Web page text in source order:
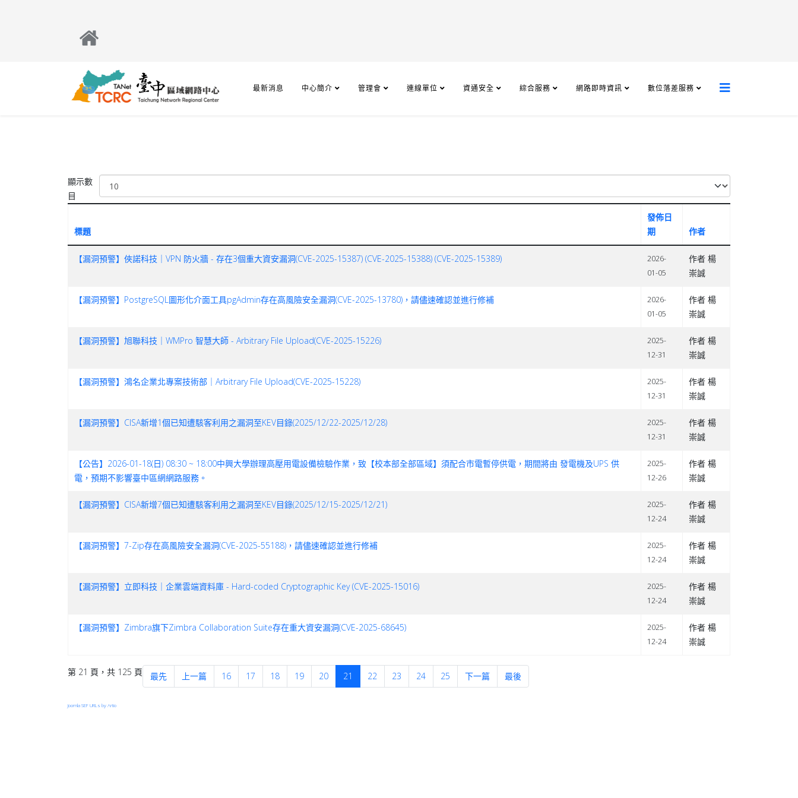
最新消息 中心簡介 管理會 連線單位 資通安全 綜合服務 網路即時資訊 數位落差服務
顯示數
目
標題
發佈日
期
作者
【漏洞預警】俠諾科技｜VPN 防火牆 - 存在3個重大資安漏洞(CVE-2025-15387) (CVE-2025-15388) (CVE-2025-15389)
2026-
01-05
作者 楊
崇誠
【漏洞預警】PostgreSQL圖形化介面工具pgAdmin存在高風險安全漏洞(CVE-2025-13780)，請儘速確認並進行修補
2026-
01-05
作者 楊
崇誠
【漏洞預警】旭聯科技｜WMPro 智慧大師 - Arbitrary File Upload(CVE-2025-15226)
2025-
12-31
作者 楊
崇誠
【漏洞預警】鴻名企業北專案技術部｜Arbitrary File Upload(CVE-2025-15228)
2025-
12-31
作者 楊
崇誠
【漏洞預警】CISA新增1個已知遭駭客利用之漏洞至KEV目錄(2025/12/22-2025/12/28)
2025-
12-31
作者 楊
崇誠
【公告】2026-01-18(日) 08:30 ~ 18:00中興大學辦理高壓用電設備檢驗作業，致【校本部全部區域】須配合市電暫停供電，期間將由 發電機及UPS 供
電，預期不影響臺中區網網路服務。
2025-
12-26
作者 楊
崇誠
【漏洞預警】CISA新增7個已知遭駭客利用之漏洞至KEV目錄(2025/12/15-2025/12/21)
2025-
12-24
作者 楊
崇誠
【漏洞預警】7-Zip存在高風險安全漏洞(CVE-2025-55188)，請儘速確認並進行修補
2025-
12-24
作者 楊
崇誠
【漏洞預警】立即科技｜企業雲端資料庫 - Hard-coded Cryptographic Key (CVE-2025-15016)
2025-
12-24
作者 楊
崇誠
【漏洞預警】Zimbra旗下Zimbra Collaboration Suite存在重大資安漏洞(CVE-2025-68645)
2025-
12-24
作者 楊
崇誠
第 21 頁，共 125 頁 最先 上一篇 16 17 18 19 20 21 22 23 24 25 下一篇 最後
Joomla SEF URLs by Artio